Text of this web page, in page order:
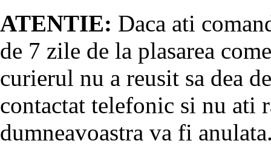
ATENTIE: Daca ati
de 7 zile de la plasarea
curierul nu a reusit sa dea
contactat telefonic si nu ati
dumneavoastra va fi